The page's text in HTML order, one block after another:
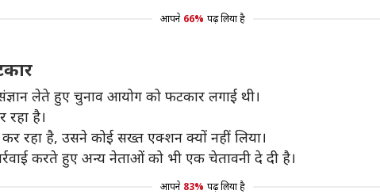
आपने 66% पढ़ लिया है
लेते हुए चुनाव आयोग को फटकार लगाई थी।
रहा है।
रहा है, उसने कोई सख्त एक्शन क्यों नहीं लिया।
करते हुए अन्य नेताओं को भी एक चेतावनी दे दी है।
आपने 83% पढ़ लिया है